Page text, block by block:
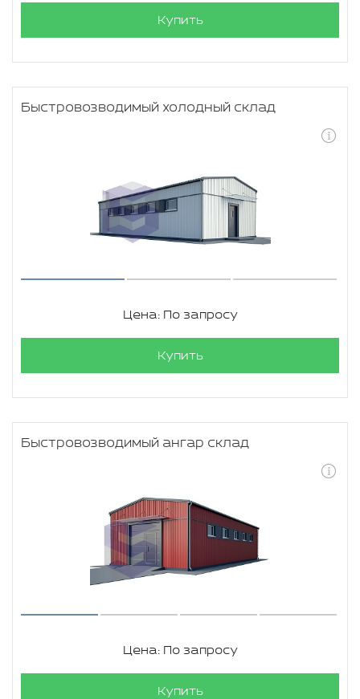
Купить
Быстровозводимый холодный склад
Цена: По запросу
Купить
Быстровозводимый ангар склад
Цена: По запросу
Купить